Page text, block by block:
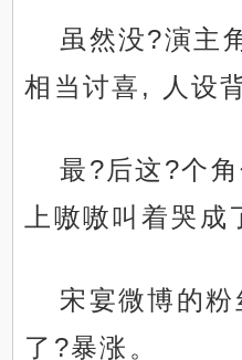
虽然没?演主
相当讨喜, 人设
最?后这?个
上嗷嗷叫着哭成
宋宴微博的
了?暴涨。